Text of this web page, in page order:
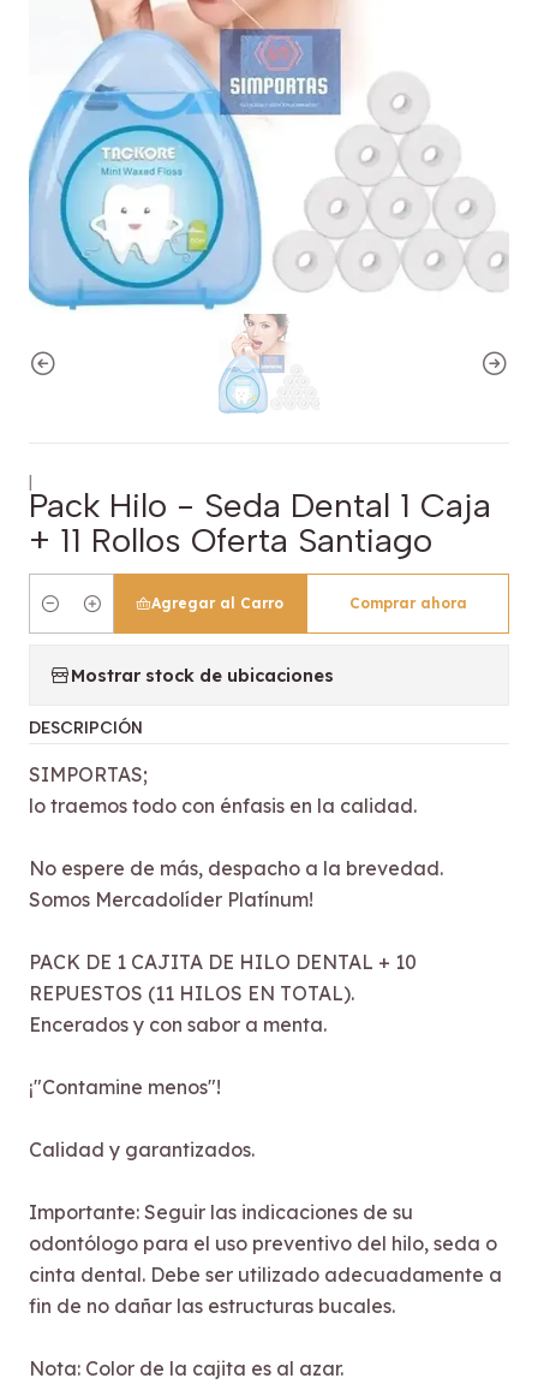
|
Pack Hilo - Seda Dental 1 Caja
+ 11 Rollos Oferta Santiago
Cantidad
Agregar al Carro Comprar ahora
Mostrar stock de ubicaciones
DESCRIPCIÓN
SIMPORTAS;
lo traemos todo con énfasis en la calidad.
No espere de más, despacho a la brevedad.
Somos Mercadolíder Platínum!
PACK DE 1 CAJITA DE HILO DENTAL + 10
REPUESTOS (11 HILOS EN TOTAL).
Encerados y con sabor a menta.
¡"Contamine menos"!
Calidad y garantizados.
Importante: Seguir las indicaciones de su
odontólogo para el uso preventivo del hilo, seda o
cinta dental. Debe ser utilizado adecuadamente a
fin de no dañar las estructuras bucales.
Nota: Color de la cajita es al azar.